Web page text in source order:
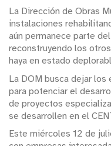
La Dirección de Obras
instalaciones
aún permanece parte
reconstruyendo los
haya en estado
La DOM busca dejar
para potenciar el
de proyectos
se desarrollen en el
Este miércoles 12 de